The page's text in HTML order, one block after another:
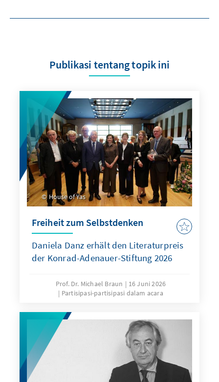
Publikasi tentang topik ini
House of Yas
Freiheit zum Selbstdenken
Daniela Danz erhält den Literaturpreis
der Konrad-Adenauer-Stiftung 2026
Prof. Dr. Michael Braun
16 Juni 2026
Partisipasi-partisipasi dalam acara